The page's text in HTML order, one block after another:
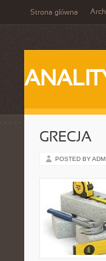
Strona główna
GRECJA
POSTED BY